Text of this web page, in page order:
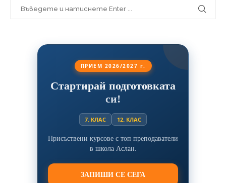
ПРИЕМ 2026/2027 г.
Стартирай подготовката
си!
7. КЛАС 12. КЛАС
Присъствени курсове с топ преподаватели
в школа Аслан.
ЗАПИШИ СЕ СЕГА